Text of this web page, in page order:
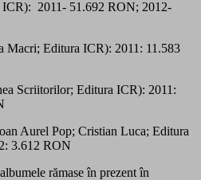
2011- 51.692 RON; 2012-
Macri; Editura ICR): 2011: 11.583
Scriitorilor; Editura ICR): 2011:
Aurel Pop; Cristian Luca; Editura
3.612 RON
rămase în prezent în